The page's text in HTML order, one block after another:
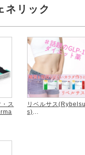
ネリック
ス
リベルサス
s)